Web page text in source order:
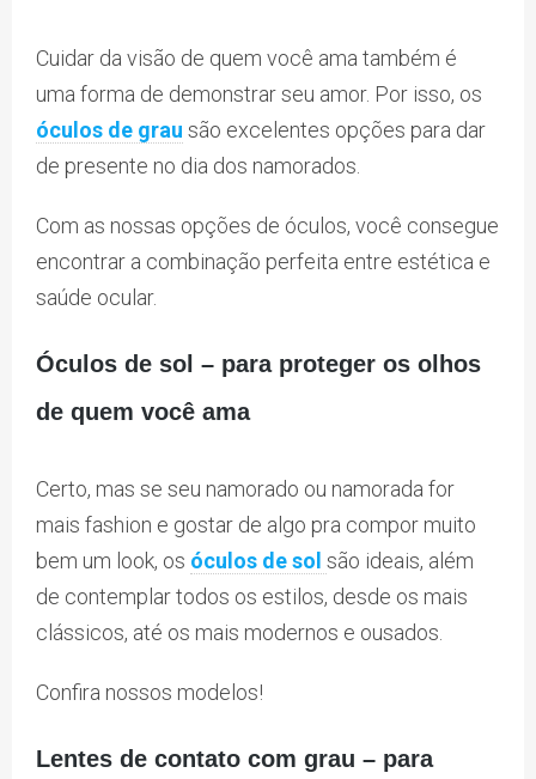
Cuidar da visão de quem você ama também é
uma forma de demonstrar seu amor. Por isso, os
óculos de grau são excelentes opções para dar
de presente no dia dos namorados.
Com as nossas opções de óculos, você consegue
encontrar a combinação perfeita entre estética e
saúde ocular.
Óculos de sol – para proteger os olhos
de quem você ama
Certo, mas se seu namorado ou namorada for
mais fashion e gostar de algo pra compor muito
bem um look, os óculos de sol são ideais, além
de contemplar todos os estilos, desde os mais
clássicos, até os mais modernos e ousados.
Confira nossos modelos!
Lentes de contato com grau – para